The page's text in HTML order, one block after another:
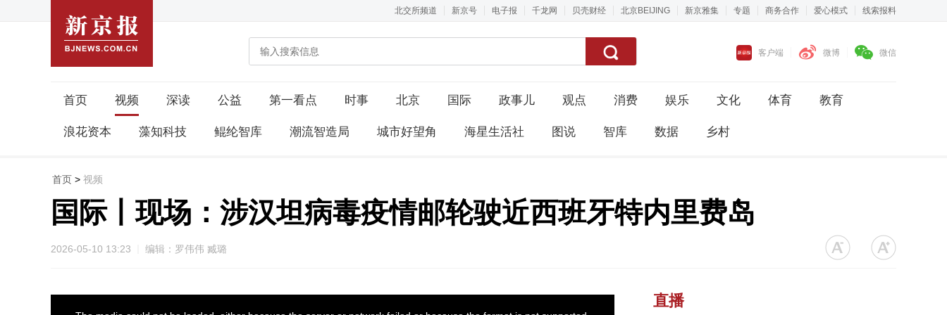
北交所频道 新京号 电子报 千龙网 贝壳财经 北京BEIJING 新京雅集 专题 商务合作 爱心模式 线索报料
客户端 微博 微信
首页 视频 深读 公益 第一看点 时事 北京 国际 政事儿 观点 消费 娱乐 文化 体育 教育
浪花资本 藻知科技 鲲纶智库 潮流智造局 城市好望角 海星生活社 图说 智库 数据 乡村
首页 > 视频
国际丨现场：涉汉坦病毒疫情邮轮驶近西班牙特内里费岛
2026-05-10 13:23 编辑：罗伟伟 臧璐
直播